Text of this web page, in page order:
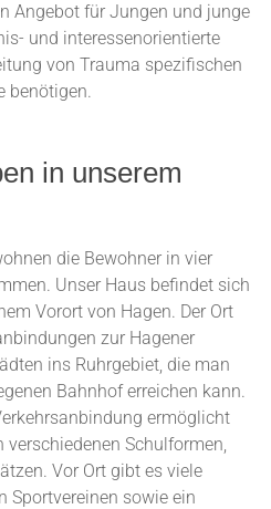
Angebot für Jungen und junge
und interessenorientierte
von Trauma spezifischen
benötigen.
in unserem
die Bewohner in vier
Unser Haus befindet sich
Vorort von Hagen. Der Ort
zur Hagener
ins Ruhrgebiet, die man
Bahnhof erreichen kann.
ermöglicht
Schulformen,
Vor Ort gibt es viele
Sportvereinen sowie ein